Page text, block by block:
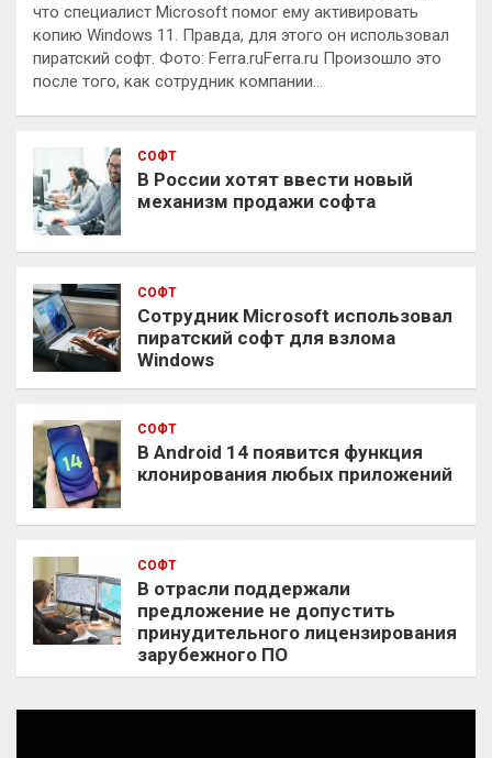
что специалист Microsoft помог ему активировать
копию Windows 11. Правда, для этого он использовал
пиратский софт. Фото: Ferra.ruFerra.ru Произошло это
после того, как сотрудник компании…
СОФТ
В России хотят ввести новый
механизм продажи софта
СОФТ
Сотрудник Microsoft использовал
пиратский софт для взлома
Windows
СОФТ
В Android 14 появится функция
клонирования любых приложений
СОФТ
В отрасли поддержали
предложение не допустить
принудительного лицензирования
зарубежного ПО